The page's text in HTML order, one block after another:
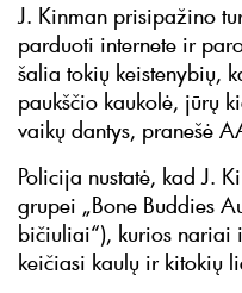
J. Kinman prisipažino
parduoti internete ir
šalia tokių keistenybių,
paukščio kaukolė, jūrų
vaikų dantys, pranešė
Policija nustatė, kad J.
grupei „Bone Buddies
bičiuliai“), kurios nariai
keičiasi kaulų ir kitokių